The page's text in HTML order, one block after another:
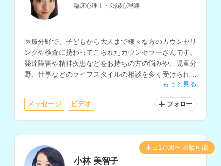
臨床心理士・公認心理師
医療分野で、子どもから大人まで様々な方のカウンセリ
ングや検査に携わってこられたカウンセラーさんです。
発達障害や精神疾患などをお持ちの方の悩みや、児童分
野、仕事などのライフスタイルの相談を多く受けられて
もっと見る
メッセージ ビデオ フォロー
小林 美智子
本日17:00〜 相談可能